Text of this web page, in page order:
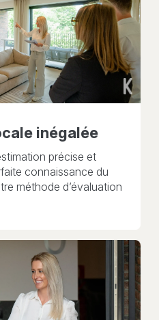
inégalée
précise et
connaissance du
méthode d’évaluation